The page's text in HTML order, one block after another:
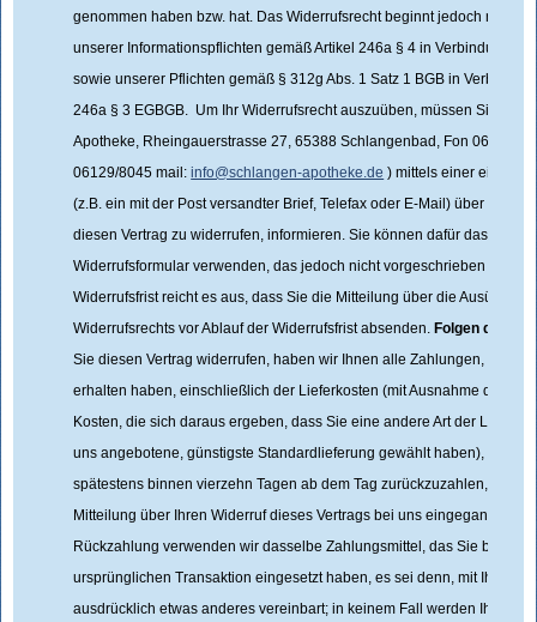
genommen haben bzw. hat. Das Widerrufsrecht beginnt jedoch nicht
unserer Informationspflichten gemäß Artikel 246a § 4 in Verbindung mit
sowie unserer Pflichten gemäß § 312g Abs. 1 Satz 1 BGB in
246a § 3 EGBGB. Um Ihr Widerrufsrecht auszuüben, müssen Sie uns
Apotheke, Rheingauerstrasse 27, 65388 Schlangenbad, Fon 06129/
06129/8045 mail:info@schlangen-apotheke.de ) mittels einer
(z.B. ein mit der Post versandter Brief, Telefax oder E-Mail) über Ihren
diesen Vertrag zu widerrufen, informieren. Sie können dafür das
Widerrufsformular verwenden, das jedoch nicht vorgeschrieben ist. Zur
Widerrufsfrist reicht es aus, dass Sie die Mitteilung über die Ausübung
Widerrufsrechts vor Ablauf der Widerrufsfrist absenden. Folgen des
Sie diesen Vertrag widerrufen, haben wir Ihnen alle Zahlungen, die wir
erhalten haben, einschließlich der Lieferkosten (mit Ausnahme der
Kosten, die sich daraus ergeben, dass Sie eine andere Art der
uns angebotene, günstigste Standardlieferung gewählt haben),
spätestens binnen vierzehn Tagen ab dem Tag zurückzuzahlen, an
Mitteilung über Ihren Widerruf dieses Vertrags bei uns eingegangen
Rückzahlung verwenden wir dasselbe Zahlungsmittel, das Sie bei der
ursprünglichen Transaktion eingesetzt haben, es sei denn, mit Ihnen
ausdrücklich etwas anderes vereinbart; in keinem Fall werden Ihnen